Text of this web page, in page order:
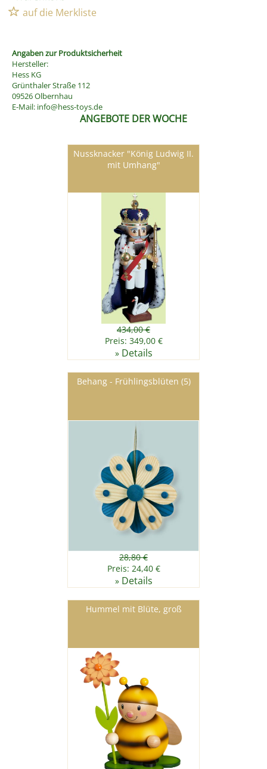
Angaben zur Produktsicherheit
Hersteller:
Hess KG
Grünthaler Straße 112
09526 Olbernhau
E-Mail: info@hess-toys.de
ANGEBOTE DER WOCHE
Nussknacker "König Ludwig II.
mit Umhang"
434,00 €
Preis: 349,00 €
» Details
Behang - Frühlingsblüten (5)
28,80 €
Preis: 24,40 €
» Details
Hummel mit Blüte, groß